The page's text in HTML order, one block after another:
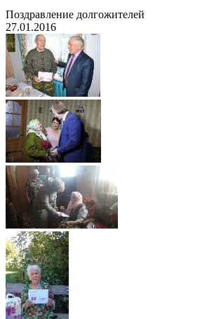
Поздравление долгожителей
27.01.2016